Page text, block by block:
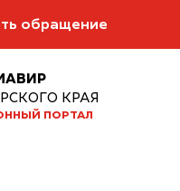
обращение
КРАЯ
ПОРТАЛ